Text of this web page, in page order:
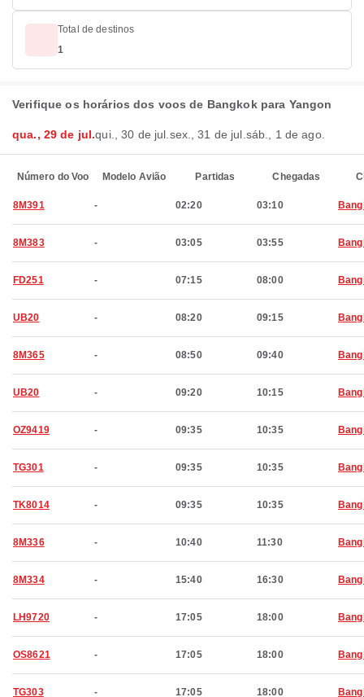
Total de destinos
1
Verifique os horários dos voos de Bangkok para Yangon
qua., 29 de jul.qui., 30 de jul. sex., 31 de jul. sáb., 1 de ago.
Número do Voo Modelo Avião Partidas Chegadas
8M391 - 02:20 03:10
8M383 - 03:05 03:55
FD251 - 07:15 08:00
UB20 - 08:20 09:15
8M365 - 08:50 09:40
UB20 - 09:20 10:15
OZ9419 - 09:35 10:35
TG301 - 09:35 10:35
TK8014 - 09:35 10:35
8M336 - 10:40 11:30
8M334 - 15:40 16:30
LH9720 - 17:05 18:00
OS8621 - 17:05 18:00
TG303 - 17:05 18:00